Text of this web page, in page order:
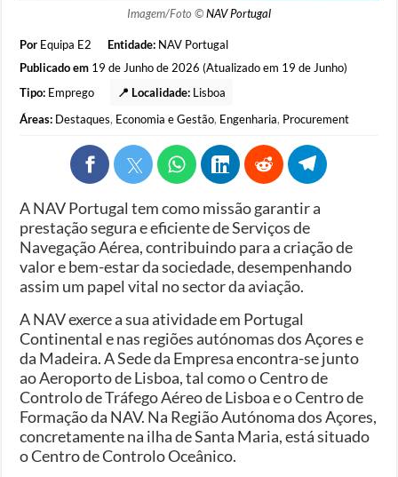
Imagem/Foto ©NAV Portugal
Por Equipa E2 Entidade: NAV Portugal
Publicado em 19 de Junho de 2026 (Atualizado em 19 de Junho)
Tipo: Emprego 📍 Localidade: Lisboa
Áreas: Destaques, Economia e Gestão, Engenharia, Procurement
A NAV Portugal tem como missão garantir a
prestação segura e eficiente de Serviços de
Navegação Aérea, contribuindo para a criação de
valor e bem-estar da sociedade, desempenhando
assim um papel vital no sector da aviação.
A NAV exerce a sua atividade em Portugal
Continental e nas regiões autónomas dos Açores e
da Madeira. A Sede da Empresa encontra-se junto
ao Aeroporto de Lisboa, tal como o Centro de
Controlo de Tráfego Aéreo de Lisboa e o Centro de
Formação da NAV. Na Região Autónoma dos Açores,
concretamente na ilha de Santa Maria, está situado
o Centro de Controlo Oceânico.